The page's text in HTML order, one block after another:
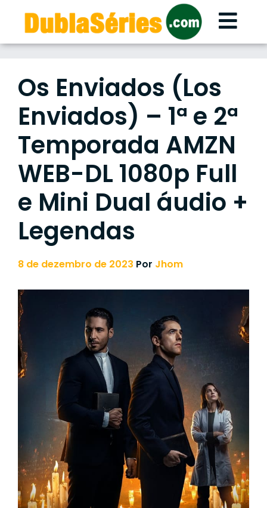
content
Os Enviados (Los
Enviados) – 1ª e 2ª
Temporada AMZN
WEB-DL 1080p Full
e Mini Dual áudio +
Legendas
8 de dezembro de 2023 Por Jhom